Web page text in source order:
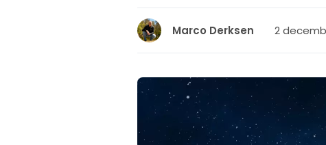
Marco Derksen 2